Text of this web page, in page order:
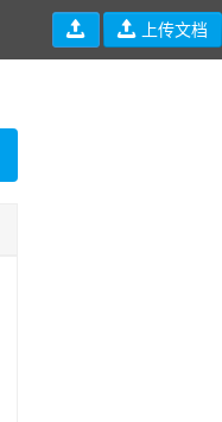
  上传文档